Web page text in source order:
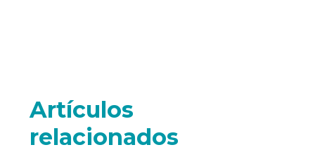
Artículos
relacionados